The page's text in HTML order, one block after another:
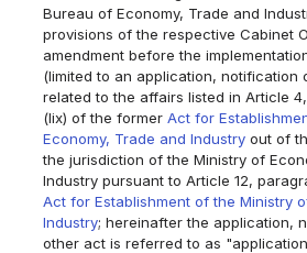
Bureau of Economy, Trade and
provisions of the respective Cabinet
amendment before the
(limited to an application, notification
related to the affairs listed in Article
(lix) of the formerAct for
Economy, Trade and Industry out of
the jurisdiction of the Ministry of
Industry pursuant to Article 12,
Act for Establishment of the Ministry
Industry; hereinafter the application,
other act is referred to as